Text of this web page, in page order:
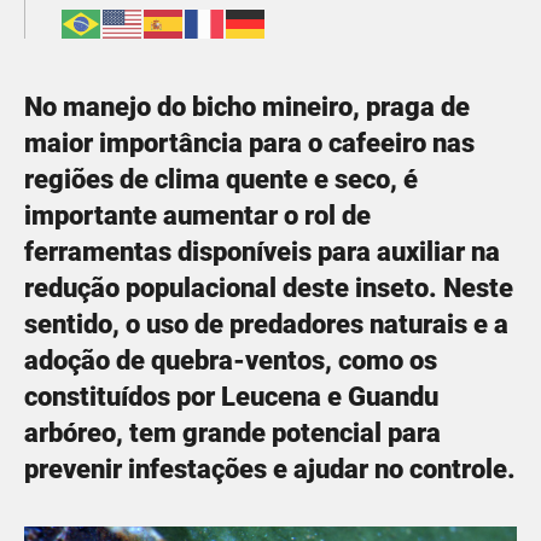
No manejo do bicho mineiro, praga de
maior importância para o cafeeiro nas
regiões de clima quente e seco, é
importante aumentar o rol de
ferramentas disponíveis para auxiliar na
redução populacional deste inseto. Neste
sentido, o uso de predadores naturais e a
adoção de quebra-ventos, como os
constituídos por Leucena e Guandu
arbóreo, tem grande potencial para
prevenir infestações e ajudar no controle.